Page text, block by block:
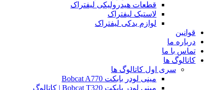
قطعات هیدرولیکی لیفتراک
لاستیک لیفتراک
لوازم یدکی لیفتراک
قوانین
درباره ما
تماس با ما
کاتالوگ ها
سری اول کاتالوگ ها
مینی لودر بابکت Bobcat A770
مینی لودر بابکت Bobcat T320 | کاتالوگ